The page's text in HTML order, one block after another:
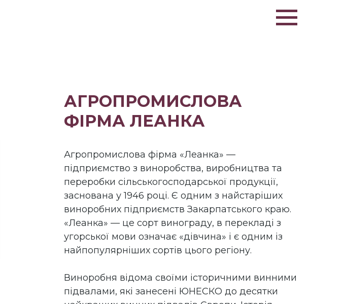
АГРОПРОМИСЛОВА
ФІРМА ЛЕАНКА
Агропромислова фірма «Леанка» —
підприємство з виноробства, виробництва та
переробки сільськогосподарської продукції,
заснована у 1946 році. Є одним з найстаріших
виноробних підприємств Закарпатського краю.
«Леанка» — це сорт винограду, в перекладі з
угорської мови означає «дівчина» і є одним із
найпопулярніших сортів цього регіону.
Виноробня відома своїми історичними винними
підвалами, які занесені ЮНЕСКО до десятки